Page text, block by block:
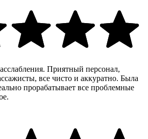
Приятный персонал,
все чисто и аккуратно. Была
прорабатывает все проблемные